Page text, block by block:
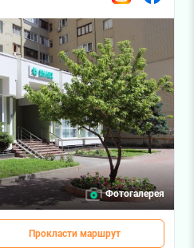
Фотогалерея
Прокласти маршрут